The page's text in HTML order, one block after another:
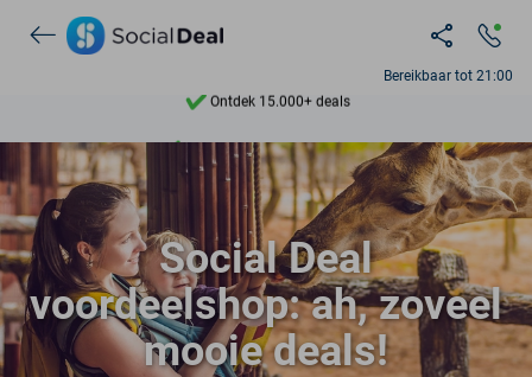
Bereikbaar tot 21:00
10+ miljoen leden
9,4
Ontdek 15.000+ deals
Social Deal
voordeelshop: ah, zoveel
mooie deals!